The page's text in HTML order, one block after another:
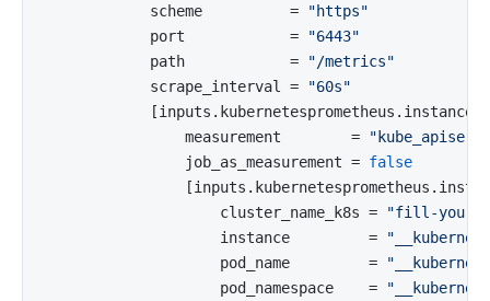
            scheme          =
"https"
            port            =
"6443"
            path            =
"/metrics"
            scrape_interval =
"60s"
            [inputs.kubernetesprometheus.instances.
                measurement        =
                job_as_measurement =
false
                    cluster_name_k8s =
"fill-your-
                    instance         =
                    pod_name         =
                    pod_namespace    =